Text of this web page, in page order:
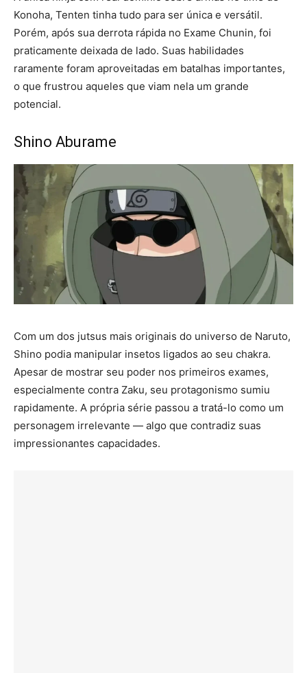
Konoha, Tenten tinha tudo para ser única e versátil.
Porém, após sua derrota rápida no Exame Chunin, foi
praticamente deixada de lado. Suas habilidades
raramente foram aproveitadas em batalhas importantes,
o que frustrou aqueles que viam nela um grande
potencial.
Shino Aburame
Com um dos jutsus mais originais do universo de Naruto,
Shino podia manipular insetos ligados ao seu chakra.
Apesar de mostrar seu poder nos primeiros exames,
especialmente contra Zaku, seu protagonismo sumiu
rapidamente. A própria série passou a tratá-lo como um
personagem irrelevante — algo que contradiz suas
impressionantes capacidades.